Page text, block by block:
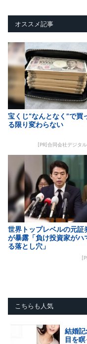
オススメ記事
宝くじ“なんとなく”で買
る限り変わらない
[PR]合同会社デジタ
世界トップレベルの元証
が暴露「負け投資家がハ
る落とし穴」
こちらも人気
結婚記
目を